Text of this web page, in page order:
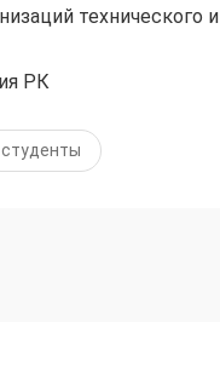
технического
РК
студенты